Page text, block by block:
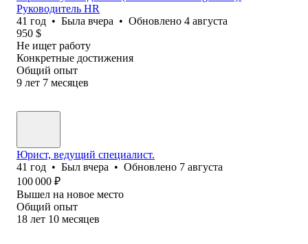
Руководитель HR
41 год • Была вчера • Обновлено 4 августа
950 $
Не ищет работу
Конкретные достижения
Общий опыт
9 лет 7 месяцев
Юрист, ведущий специалист.
41 год • Был вчера • Обновлено 7 августа
100 000 ₽
Вышел на новое место
Общий опыт
18 лет 10 месяцев